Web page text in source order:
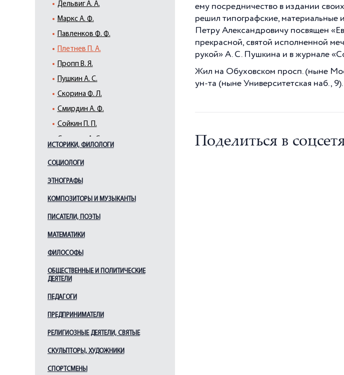
Дельвиг А. А.
Маркс А. Ф.
Павленков Ф. Ф.
Плетнев П. А.
Пропп В. Я.
Пушкин А. С.
Скорина Ф. Л.
Смирдин А. Ф.
Сойкин П. П.
ИСТОРИКИ, ФИЛОЛОГИ
СОЦИОЛОГИ
ЭТНОГРАФЫ
КОМПОЗИТОРЫ И МУЗЫКАНТЫ
ПИСАТЕЛИ, ПОЭТЫ
МАТЕМАТИКИ
ФИЛОСОФЫ
ОБЩЕСТВЕННЫЕ И ПОЛИТИЧЕСКИЕ
ДЕЯТЕЛИ
ПЕДАГОГИ
ПРЕДПРИНИМАТЕЛИ
РЕЛИГИОЗНЫЕ ДЕЯТЕЛИ, СВЯТЫЕ
СКУЛЬПТОРЫ, ХУДОЖНИКИ
СПОРТСМЕНЫ
ему посредничество в издании
решил типографские, материальные
Петру Александровичу посвящен
прекрасной, святой исполненной
рукой» А. С. Пушкина и в журнале
Жил на Обуховском просп. (ныне
ун-та (ныне Университетская наб., 9).
Поделиться в